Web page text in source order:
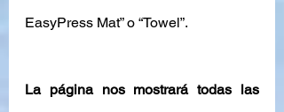
EasyPress Mat” o “Towel”.
La página nos mostrará todas las